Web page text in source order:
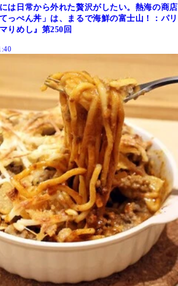
は日常から外れた贅沢がしたい。熱海の商店
っぺん丼」は、まるで海鮮の富士山！：パリ
りめし』第250回